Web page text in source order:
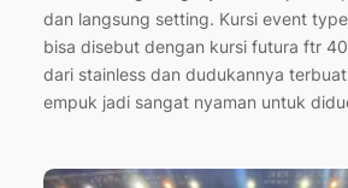
dan langsung setting. Kursi event
bisa disebut dengan kursi futura ftr
dari stainless dan dudukannya
empuk jadi sangat nyaman untuk